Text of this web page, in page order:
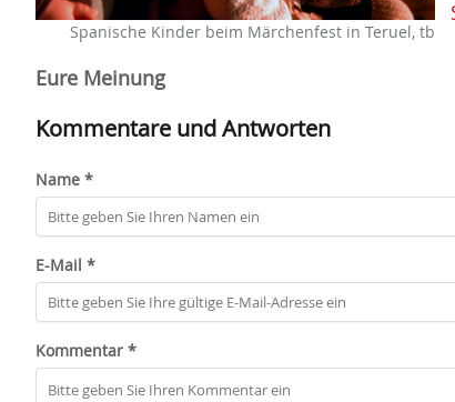
Spanische Kinder beim Märchenfest in Teruel, tb
Eure Meinung
Kommentare und Antworten
Name *
E-Mail *
Kommentar *